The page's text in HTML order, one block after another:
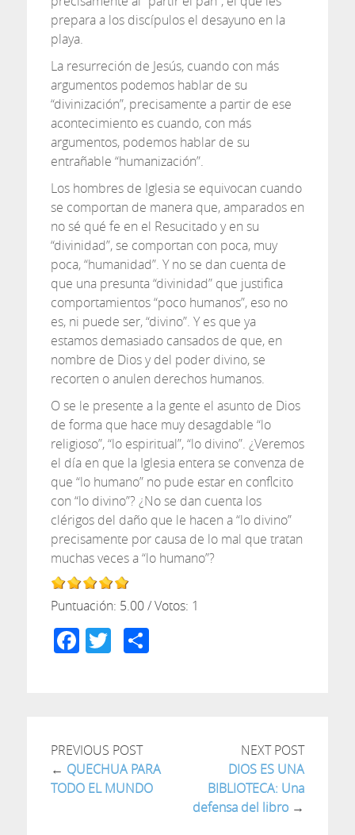
prepara a los discípulos el desayuno en la
playa.
La resurreción de Jesús, cuando con más
argumentos podemos hablar de su
“divinización”, precisamente a partir de ese
acontecimiento es cuando, con más
argumentos, podemos hablar de su
entrañable “humanización”.
Los hombres de Iglesia se equivocan cuando
se comportan de manera que, amparados en
no sé qué fe en el Resucitado y en su
“divinidad”, se comportan con poca, muy
poca, “humanidad”. Y no se dan cuenta de
que una presunta “divinidad” que justifica
comportamientos “poco humanos”, eso no
es, ni puede ser, “divino”. Y es que ya
estamos demasiado cansados de que, en
nombre de Dios y del poder divino, se
recorten o anulen derechos humanos.
O se le presente a la gente el asunto de Dios
de forma que hace muy desagdable “lo
religioso”, “lo espiritual”, “lo divino”. ¿Veremos
el día en que la Iglesia entera se convenza de
que “lo humano” no pude estar en conflcito
con “lo divino”? ¿No se dan cuenta los
clérigos del daño que le hacen a “lo divino”
precisamente por causa de lo mal que tratan
muchas veces a “lo humano”?
Puntuación: 5.00/ Votos: 1
Facebook
TwitterCompartir
PREVIOUS POST
← QUECHUA PARA
TODO EL MUNDO
NEXT POST
DIOS ES UNA
BIBLIOTECA: Una
defensa del libro →